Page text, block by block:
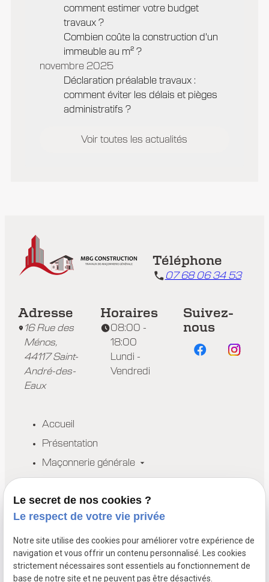
comment estimer votre budget
travaux ?
Combien coûte la construction d'un
immeuble au m² ?
novembre 2025
Déclaration préalable travaux :
comment éviter les délais et pièges
administratifs ?
Voir toutes les actualités
Téléphone
07 68 06 34 53
Adresse
16 Rue des
Ménos,
44117 Saint-
André-des-
Eaux
Horaires
08:00 -
18:00
Lundi -
Vendredi
Suivez-
nous
Accueil
Présentation
Maçonnerie générale
Réalisations
Actualités
Contact
Devis
Le secret de nos cookies ?
Le respect de votre vie privée
Notre site utilise des cookies pour améliorer votre expérience de
navigation et vous offrir un contenu personnalisé. Les cookies
strictement nécessaires sont essentiels au fonctionnement de
base de notre site et ne peuvent pas être désactivés.